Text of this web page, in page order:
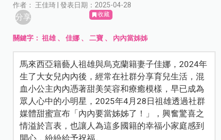
作者： 王佳琦 | 發表日期：2025-04-28
分享 收藏
關鍵字：祖雄、佳娜 、二寶 、 內內當姊姊
馬來西亞籍藝人祖雄與烏克蘭籍妻子佳娜，2024年
生了大女兒內內後，經常在社群分享育兒生活，混
血小公主內內憑著甜美笑容和療癒模樣，早已成為
眾人心中的小明星，2025年4月28日祖雄透過社群
媒體甜蜜宣布「內內要當姊姊了！」，興奮驚喜之
情溢於言表，也讓人為這多國籍的幸福小家庭感到
開心，紛紛給予祝福。